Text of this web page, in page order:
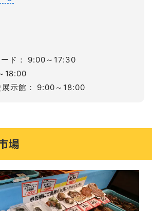
ド： 9:00～17:30
18:00
示館： 9:00～18:00
場